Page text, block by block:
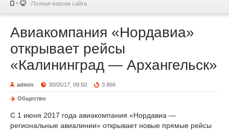
Полная версия сайта
Авиакомпания «Нордавиа»
открывает рейсы
«Калининград — Архангельск»
admin 30/05/17, 09:50 3 866
Общество
С 1 июня 2017 года авиакомпания «Нордавиа —
региональные авиалинии» открывает новые прямые рейсы